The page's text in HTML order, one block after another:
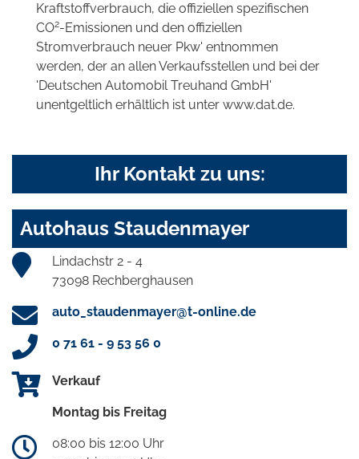
Kraftstoffverbrauch, die offiziellen spezifischen
CO2-Emissionen und den offiziellen
Stromverbrauch neuer Pkw' entnommen
werden, der an allen Verkaufsstellen und bei der
'Deutschen Automobil Treuhand GmbH'
unentgeltlich erhältlich ist unter www.dat.de.
Ihr Kontakt zu uns:
Autohaus Staudenmayer
Lindachstr 2 - 4
73098 Rechberghausen
auto_staudenmayer@t-online.de
0 71 61 - 9 53 56 0
Verkauf
Montag bis Freitag
08:00 bis 12:00 Uhr